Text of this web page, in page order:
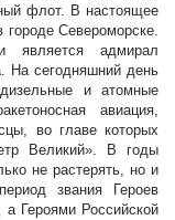
флот. В настоящее
городе Североморске.
является адмирал
На сегодняшний день
и атомные
авиация,
во главе которых
Великий». В годы
не растерять, но и
звания Героев
Героями Российской